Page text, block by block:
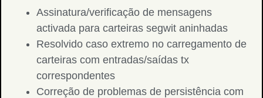
Assinatura/verificação de mensagens
activada para carteiras segwit aninhadas
Resolvido caso extremo no carregamento de
carteiras com entradas/saídas tx
correspondentes
Correção de problemas de persistência com